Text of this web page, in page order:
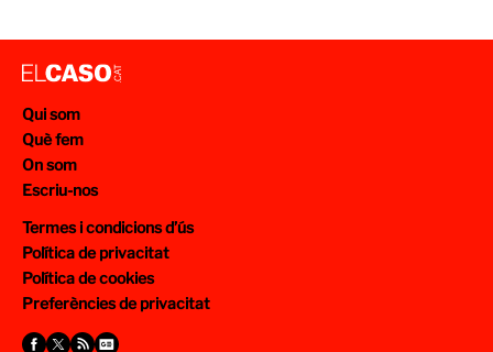
Qui som
Què fem
On som
Escriu-nos
Termes i condicions d’ús
Política de privacitat
Política de cookies
Preferències de privacitat